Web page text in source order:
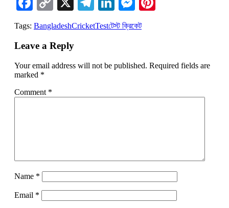
Link
Tags: BangladeshCricketTestটেস্ট ক্রিকেট
Leave a Reply
Your email address will not be published. Required fields are
marked *
Comment *
Name *
Email *